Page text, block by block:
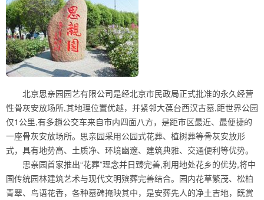
北京思亲园园艺有限公司是经北京市民政局正式批准的永久经营
性骨灰安放场所,其地理位置优越，并紧邻大葆台西汉古墓,距世界公园
仅1公里,有多趟公交车来自市内四面八方，是距市区最近、最便捷的
一座骨灰安放场所。思亲园采用公园式花葬、植树葬等骨灰安放形
式，具有地势高、土质净、环境幽邃、建筑典雅、交通便利等优势。
思亲园首家推出“花葬”理念并日臻完善,利用地处花乡的优势,将中
国传统园林建筑艺术与现代文明殡葬完善结合。园内花草繁茂、松柏
青翠、鸟语花香，各种墓碑掩映其中，是安葬先人的净土吉地，既赏